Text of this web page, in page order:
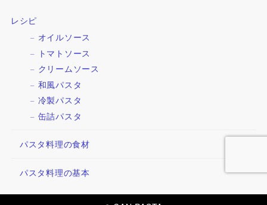
レシピ
オイルソース
トマトソース
クリームソース
和風パスタ
冷製パスタ
缶詰パスタ
パスタ料理の食材
パスタ料理の基本